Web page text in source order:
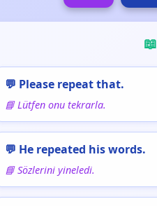
💬 Please repeat that.
📘 Lütfen onu tekrarla.
💬 He repeated his words.
📘 Sözlerini yineledi.